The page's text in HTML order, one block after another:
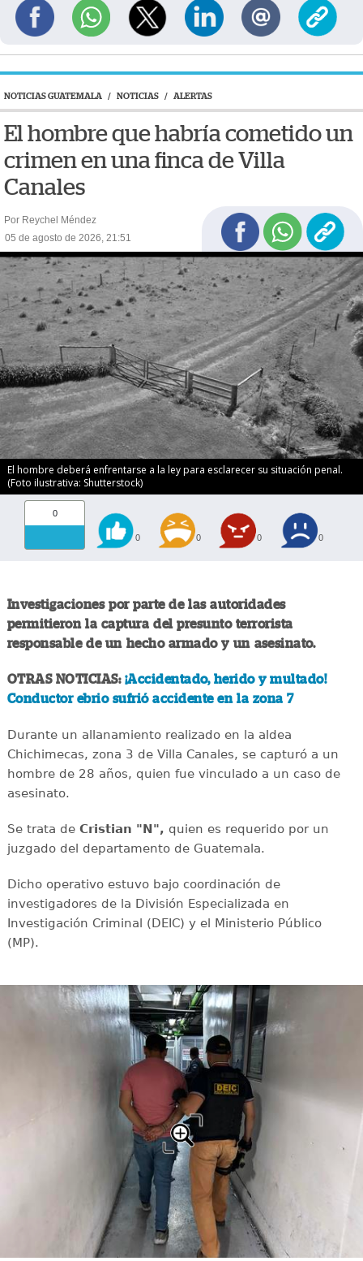
NOTICIAS GUATEMALA / NOTICIAS / ALERTAS
El hombre que habría cometido un
crimen en una finca de Villa
Canales
Por Reychel Méndez
05 de agosto de 2026, 21:51
El hombre deberá enfrentarse a la ley para esclarecer su situación penal.
(Foto ilustrativa: Shutterstock)
0
0 0 0 0
Investigaciones por parte de las autoridades
permitieron la captura del presunto terrorista
responsable de un hecho armado y un asesinato.
OTRAS NOTICIAS: ¡Accidentado, herido y multado!
Conductor ebrio sufrió accidente en la zona 7
Durante un allanamiento realizado en la aldea
Chichimecas, zona 3 de Villa Canales, se capturó a un
hombre de 28 años, quien fue vinculado a un caso de
asesinato.
Se trata deCristian "N", quien es requerido por un
juzgado del departamento de Guatemala.
Dicho operativo estuvo bajo coordinación de
investigadores de la División Especializada en
Investigación Criminal (DEIC) y el Ministerio Público
(MP).